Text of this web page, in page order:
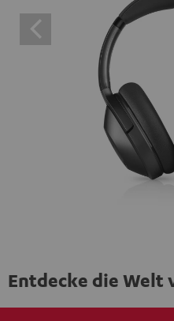
externe Inhalt kann hier
werden. Mit dem
dass externe Inhalte
personenbezogene Daten
übermittelt werden.
Datenschutzerklärung
Entdecke die Welt